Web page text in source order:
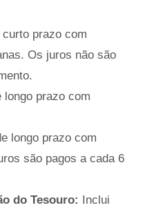
prazo com
Os juros não são
longo prazo com
longo prazo com
são pagos a cada 6
do Tesouro: Inclui